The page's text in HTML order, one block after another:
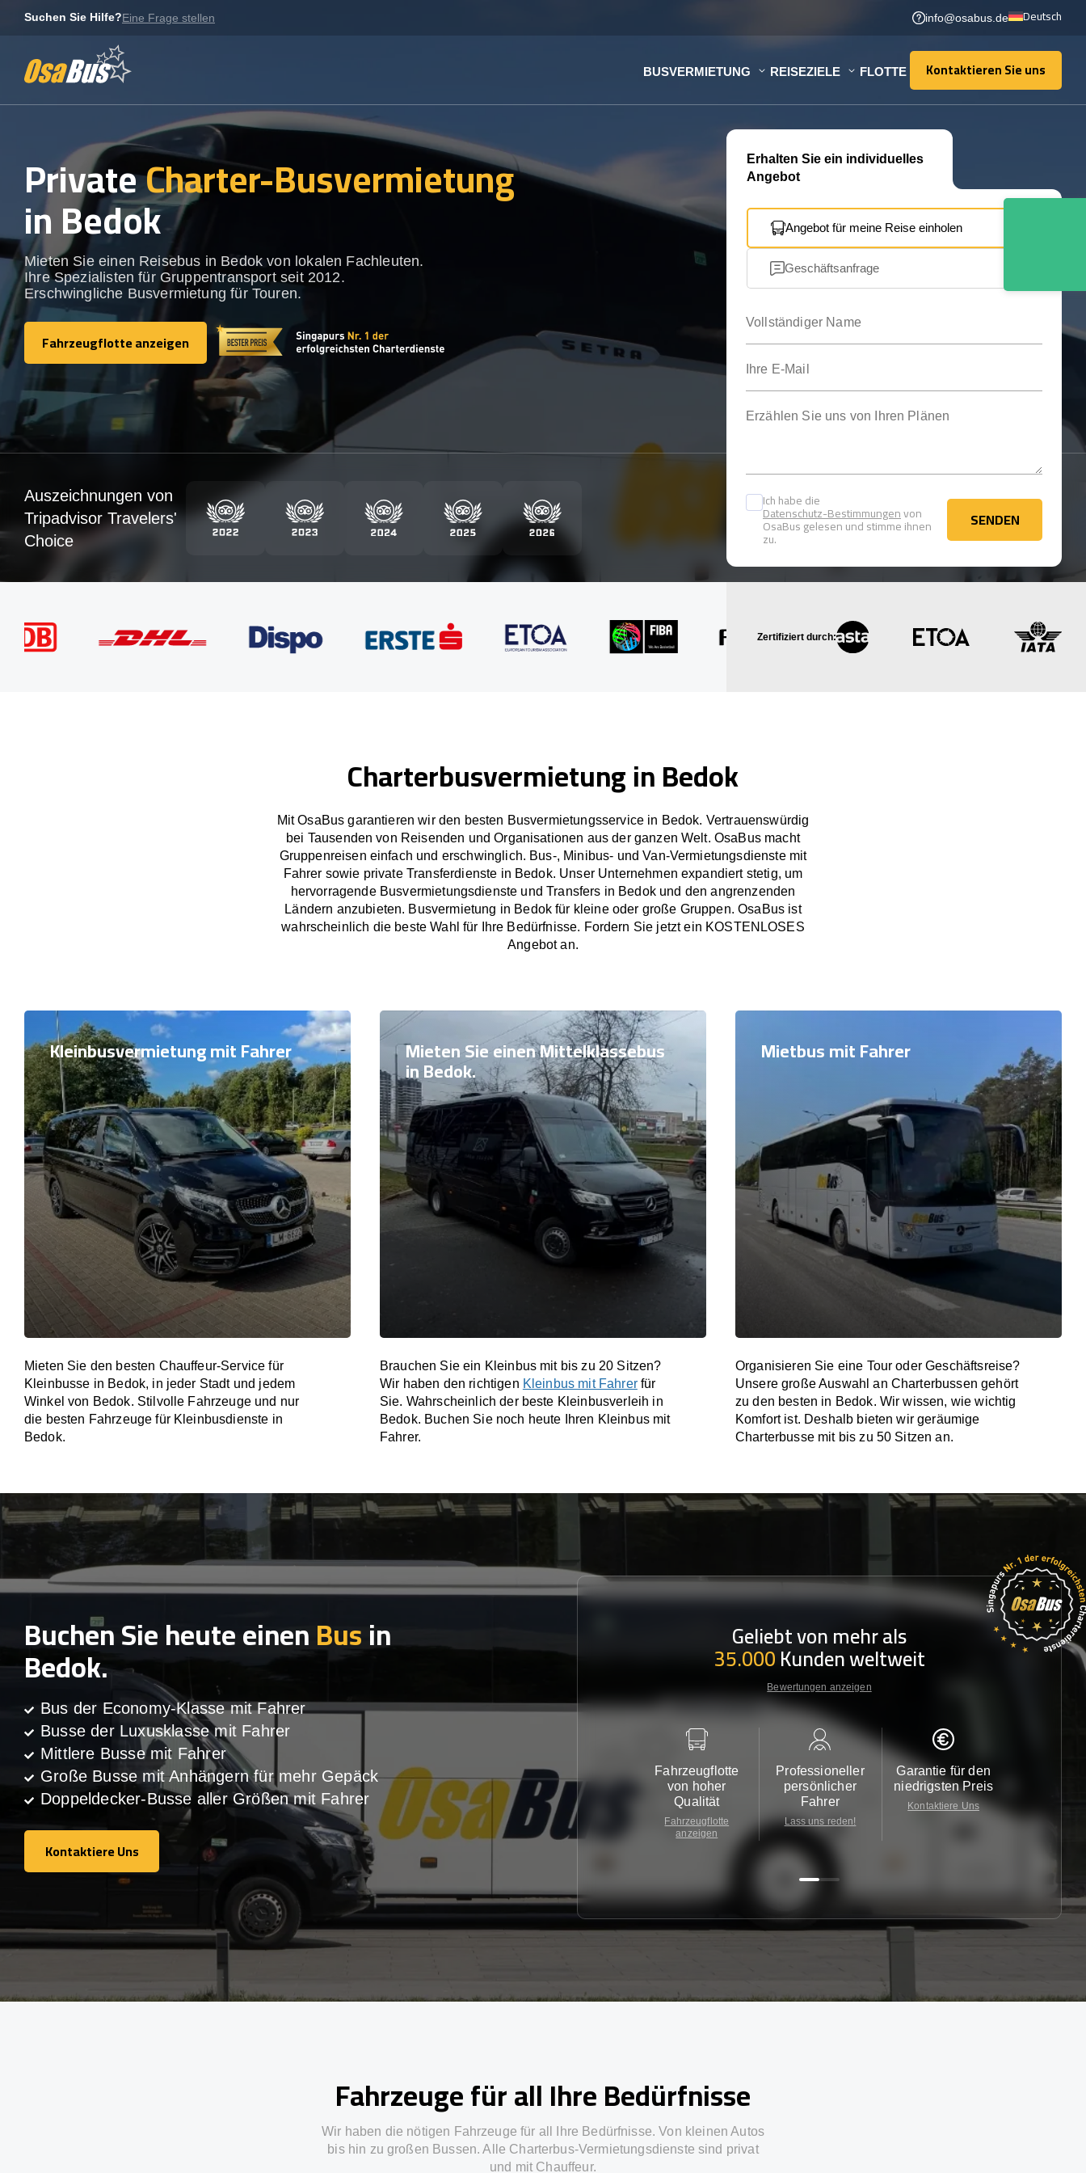
Suchen Sie Hilfe?Eine Frage stellen info@osabus.de Deutsch
BUSVERMIETUNG REISEZIELE FLOTTE Kontaktieren Sie uns
Kontaktieren Sie uns
PrivateCharter-Busvermietung
in Bedok
Mieten Sie einen Reisebus in Bedok von lokalen Fachleuten.
Ihre Spezialisten für Gruppentransport seit 2012.
Erschwingliche Busvermietung für Touren.
Fahrzeugflotte anzeigen
Fahrzeugflotte anzeigen
Erhalten Sie ein individuelles
Angebot
Angebot für meine Reise einholen
Geschäftsanfrage
Ich habe die
Datenschutz-Bestimmungenvon
OsaBus gelesen und stimme ihnen
zu.
SENDEN
SENDEN
Auszeichnungen von
Tripadvisor Travelers'
Choice
Zertifiziert durch:
Charterbusvermietung in Bedok
Mit OsaBus garantieren wir den besten Busvermietungsservice in Bedok. Vertrauenswürdig
bei Tausenden von Reisenden und Organisationen aus der ganzen Welt. OsaBus macht
Gruppenreisen einfach und erschwinglich. Bus-, Minibus- und Van-Vermietungsdienste mit
Fahrer sowie private Transferdienste in Bedok. Unser Unternehmen expandiert stetig, um
hervorragende Busvermietungsdienste und Transfers in Bedok und den angrenzenden
Ländern anzubieten. Busvermietung in Bedok für kleine oder große Gruppen. OsaBus ist
wahrscheinlich die beste Wahl für Ihre Bedürfnisse. Fordern Sie jetzt ein KOSTENLOSES
Angebot an.
Kleinbusvermietung mit Fahrer
Mieten Sie den besten Chauffeur-Service für
Kleinbusse in Bedok, in jeder Stadt und jedem
Winkel von Bedok. Stilvolle Fahrzeuge und nur
die besten Fahrzeuge für Kleinbusdienste in
Bedok.
Mieten Sie einen Mittelklassebus
in Bedok.
Brauchen Sie ein Kleinbus mit bis zu 20 Sitzen?
Wir haben den richtigen Kleinbus mit Fahrerfür
Sie. Wahrscheinlich der beste Kleinbusverleih in
Bedok. Buchen Sie noch heute Ihren Kleinbus mit
Fahrer.
Mietbus mit Fahrer
Organisieren Sie eine Tour oder Geschäftsreise?
Unsere große Auswahl an Charterbussen gehört
zu den besten in Bedok. Wir wissen, wie wichtig
Komfort ist. Deshalb bieten wir geräumige
Charterbusse mit bis zu 50 Sitzen an.
Buchen Sie heute einenBusin
Bedok.
Bus der Economy-Klasse mit Fahrer
Busse der Luxusklasse mit Fahrer
Mittlere Busse mit Fahrer
Große Busse mit Anhängern für mehr Gepäck
Doppeldecker-Busse aller Größen mit Fahrer
Kontaktiere Uns
Kontaktiere Uns
Geliebt von mehr als
35.000Kunden weltweit
Bewertungen anzeigen
Fahrzeugflotte
von hoher
Qualität
Fahrzeugflotte
anzeigen
Professioneller
persönlicher
Fahrer
Lass uns reden!
Garantie für den
niedrigsten Preis
Kontaktiere Uns
Fahrzeuge für all Ihre Bedürfnisse
Wir haben die nötigen Fahrzeuge für all Ihre Bedürfnisse. Von kleinen Autos
bis hin zu großen Bussen. Alle Charterbus-Vermietungsdienste sind privat
und mit Chauffeur.